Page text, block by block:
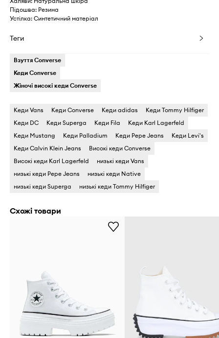
Підошва: Резина
Устілка: Синтетичний матеріал
Теги
Взуття Converse
Кеди Converse
Жіночі високі кеди Converse
Кеди Vans Кеди Converse Кеди adidas
Кеди Tommy Hilfiger
Кеди DC
Кеди Superga Кеди Fila
Кеди Karl Lagerfeld
Кеди Mustang
Кеди Palladium Кеди Pepe Jeans
Кеди Levi's
Кеди Calvin Klein Jeans
Високі кеди Converse
Високі кеди Karl Lagerfeld
низькі кеди Vans
низькі кеди Pepe Jeans
низькі кеди Native
низькі кеди Superga
низькі кеди Tommy Hilfiger
Схожі товари